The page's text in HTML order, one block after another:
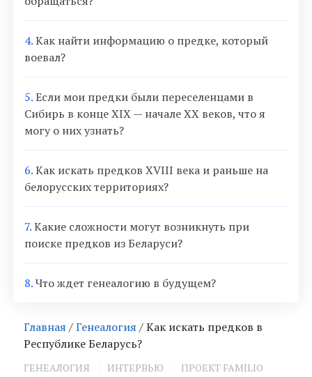
4.Как найти информацию о предке, который
воевал?
5.Если мои предки были переселенцами в
Сибирь в конце XIX — начале XX веков, что я
могу о них узнать?
6.Как искать предков XVIII века и раньше на
белорусских территориях?
7.Какие сложности могут возникнуть при
поиске предков из Беларуси?
8.Что ждет генеалогию в будущем?
Главная /Генеалогия / Как искать предков в
Республике Беларусь?
ГЕНЕАЛОГИЯ ИНТЕРВЬЮ ПРОЕКТ FAMILIO